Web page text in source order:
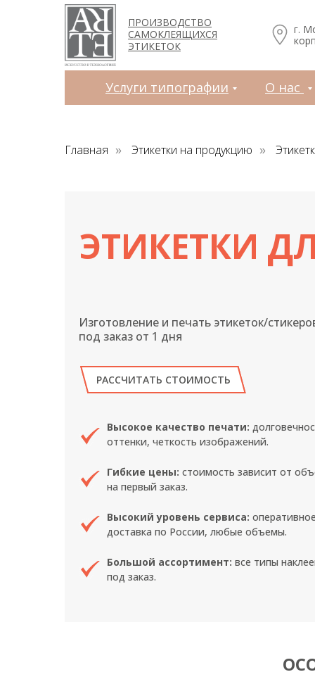
ПРОИЗВОДСТВО
САМОКЛЕЯЩИХСЯ
ЭТИКЕТОК
г.
Услуги типографии О нас
Услуги типографии
Главная » Этикетки на продукцию »
Изготовление и печать этикеток/
под заказ от 1 дня
ЭТИКЕТКИ Д
РАССЧИТАТЬ СТОИМОСТЬ
Высокое качество печати:
оттенки, четкость изображений.
Гибкие цены: стоимость зависит от
на первый заказ.
Высокий уровень сервиса:
доставка по России, любые объемы.
Большой ассортимент: все типы
под заказ.